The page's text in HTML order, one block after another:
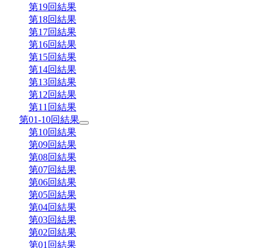
第19回結果
第18回結果
第17回結果
第16回結果
第15回結果
第14回結果
第13回結果
第12回結果
第11回結果
第01-10回結果
第10回結果
第09回結果
第08回結果
第07回結果
第06回結果
第05回結果
第04回結果
第03回結果
第02回結果
第01回結果